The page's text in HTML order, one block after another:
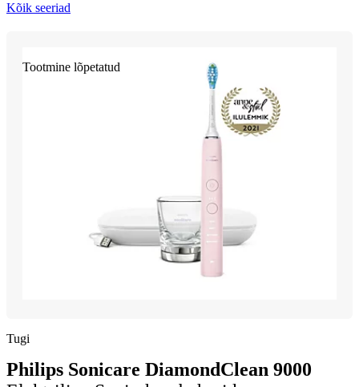
Kõik seeriad
Tootmine lõpetatud
Tugi
Philips Sonicare DiamondClean 9000